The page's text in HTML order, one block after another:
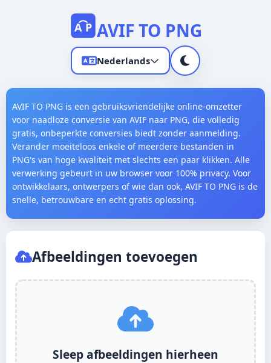
A P AVIF TO PNG
Nederlands
English
中文
Español
Deutsch
AVIF TO PNG is een gebruiksvriendelijke online-omzetter
voor naadloze conversie van AVIF naar PNG, die volledig
gratis, onbeperkte conversies biedt zonder aanmelding.
Verander moeiteloos enkele of meerdere bestanden in
PNG's van hoge kwaliteit met slechts een paar klikken. Alle
verwerking gebeurt in uw browser voor 100% privacy. Voor
ontwikkelaars, ontwerpers of wie dan ook, AVIF TO PNG is de
snelle, betrouwbare en echt gratis oplossing.
Afbeeldingen toevoegen
Sleep afbeeldingen hierheen